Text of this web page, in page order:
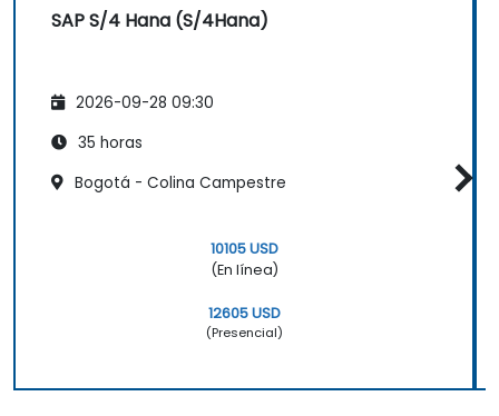
SAP S/4 Hana (S/4Hana)
2026-09-28 09:30
35 horas
Bogotá - Colina Campestre
10105 USD
(En línea)
12605 USD
(Presencial)